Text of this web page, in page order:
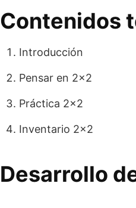
Contenidos
Introducción
Pensar en 2×2
Práctica 2×2
Inventario 2×2
Desarrollo